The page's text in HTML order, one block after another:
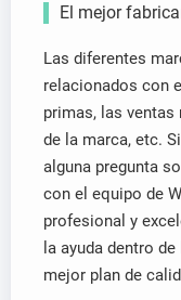
El mejor
Las diferentes
relacionados con
primas, las
de la marca, etc.
alguna pregunta
con el equipo de
profesional y
la ayuda dentro
mejor plan de